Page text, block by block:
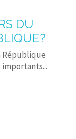
DU
République
importants...